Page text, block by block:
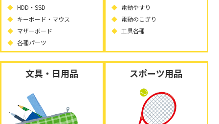
HDD・SSD
キーボード・マウス
マザーボード
各種パーツ
電動やすり
電動のこぎり
工具各種
文具・日用品 スポーツ用品